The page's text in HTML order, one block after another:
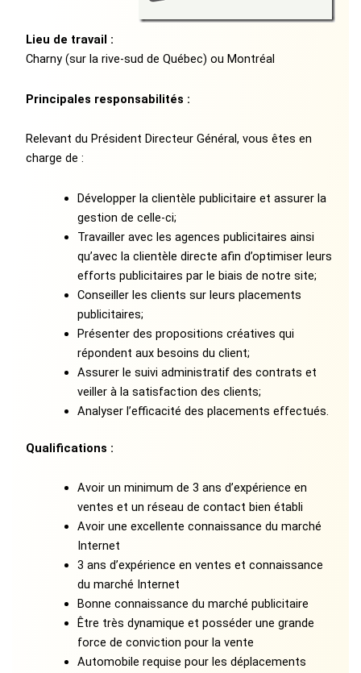
Lieu de travail :
Charny (sur la rive-sud de Québec) ou Montréal
Principales responsabilités :
Relevant du Président Directeur Général, vous êtes en
charge de :
Développer la clientèle publicitaire et assurer la
gestion de celle-ci;
Travailler avec les agences publicitaires ainsi
qu’avec la clientèle directe afin d’optimiser leurs
efforts publicitaires par le biais de notre site;
Conseiller les clients sur leurs placements
publicitaires;
Présenter des propositions créatives qui
répondent aux besoins du client;
Assurer le suivi administratif des contrats et
veiller à la satisfaction des clients;
Analyser l’efficacité des placements effectués.
Qualifications :
Avoir un minimum de 3 ans d’expérience en
ventes et un réseau de contact bien établi
Avoir une excellente connaissance du marché
Internet
3 ans d’expérience en ventes et connaissance
du marché Internet
Bonne connaissance du marché publicitaire
Être très dynamique et posséder une grande
force de conviction pour la vente
Automobile requise pour les déplacements